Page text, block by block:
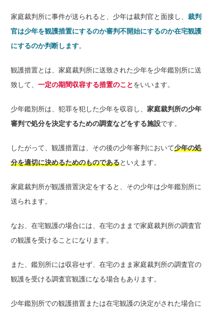
家庭裁判所に事件が送られると、少年は裁判官と面接し、裁判
官は少年を観護措置にするのか審判不開始にするのか在宅観護
にするのか判断します。
観護措置とは、家庭裁判所に送致された少年を少年鑑別所に送
致して、一定の期間収容する措置のことをいいます。
少年鑑別所は、犯罪を犯した少年を収容し、家庭裁判所の少年
審判で処分を決定するための調査などをする施設です。
したがって、観護措置は、その後の少年審判において少年の処
分を適切に決めるためのものであるといえます。
家庭裁判所が観護措置決定をすると、その少年は少年鑑別所に
送られます。
なお、在宅観護の場合には、在宅のままで家庭裁判所の調査官
の観護を受けることになります。
また、鑑別所には収容せず、在宅のまま家庭裁判所の調査官の
観護を受ける調査官観護になる場合もあります。
少年鑑別所での観護措置または在宅観護の決定がされた場合に